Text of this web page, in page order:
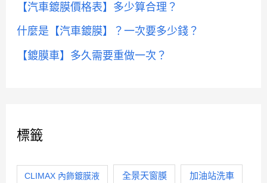
【汽車鍍膜價格表】多少算合理？
什麼是【汽車鍍膜】？一次要多少錢？
【鍍膜車】多久需要重做一次？
標籤
CLIMAX 內飾鍍膜液 全景天窗膜 加油站洗車